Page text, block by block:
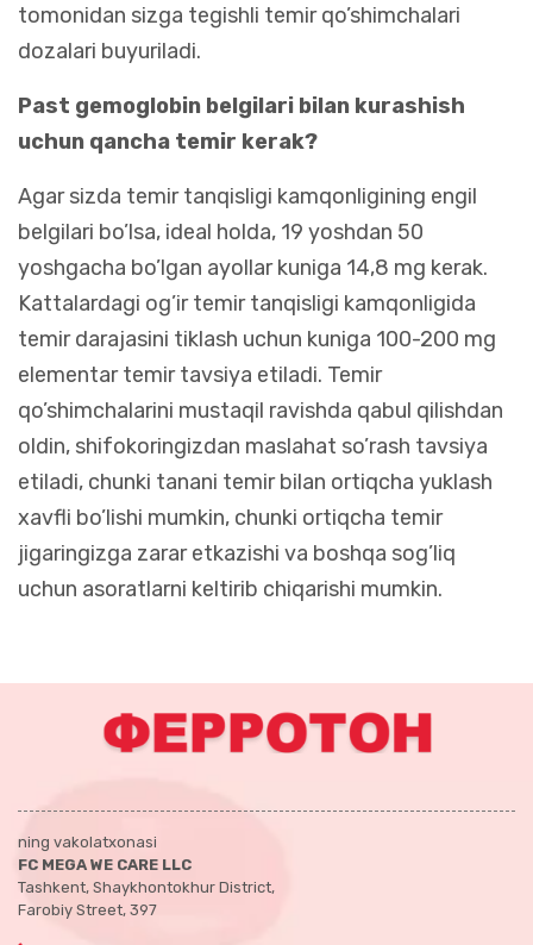
tomonidan sizga tegishli temir qo’shimchalari
dozalari buyuriladi.
Past gemoglobin belgilari bilan kurashish
uchun qancha temir kerak?
Agar sizda temir tanqisligi kamqonligining engil
belgilari bo’lsa, ideal holda, 19 yoshdan 50
yoshgacha bo’lgan ayollar kuniga 14,8 mg kerak.
Kattalardagi og’ir temir tanqisligi kamqonligida
temir darajasini tiklash uchun kuniga 100-200 mg
elementar temir tavsiya etiladi. Temir
qo’shimchalarini mustaqil ravishda qabul qilishdan
oldin, shifokoringizdan maslahat so’rash tavsiya
etiladi, chunki tanani temir bilan ortiqcha yuklash
xavfli bo’lishi mumkin, chunki ortiqcha temir
jigaringizga zarar etkazishi va boshqa sog’liq
uchun asoratlarni keltirib chiqarishi mumkin.
ning vakolatxonasi
FC MEGA WE CARE LLC
Tashkent, Shaykhontokhur District,
Farobiy Street, 397